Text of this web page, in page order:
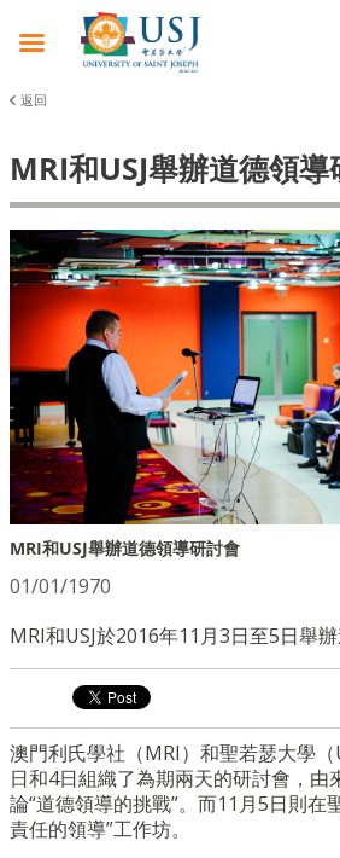
返回
MRI和USJ舉辦道德領導
MRI和USJ舉辦道德領導研討會
01/01/1970
MRI和USJ於2016年11月3日至5日舉
澳門利氏學社（MRI）和聖若瑟大學（
日和4日組織了為期兩天的研討會， 由
論“道德領導的挑戰”。 而11月5日則在
責任的領導”工作坊。